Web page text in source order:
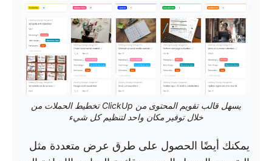
يسهل قالب تقويم المحتوى من ClickUp تخطيط الحملات من
خلال توفير مكان واحد لتنظيم كل شيء
يمكنك أيضًا الحصول على طرق عرض متعددة مثل